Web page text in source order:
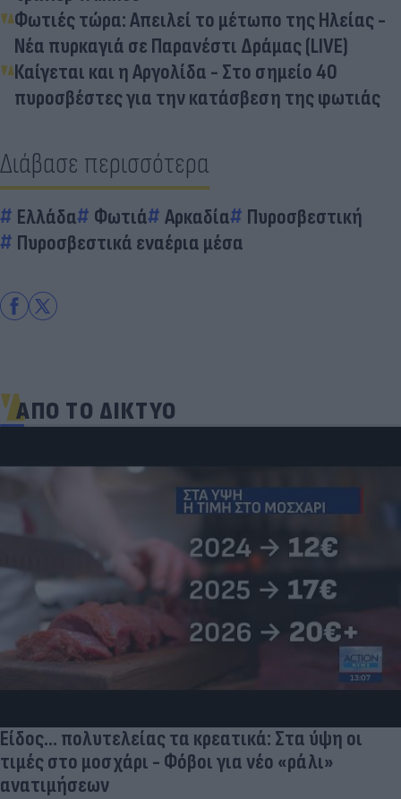
Φωτιές τώρα: Απειλεί το μέτωπο της Ηλείας -
Νέα πυρκαγιά σε Παρανέστι Δράμας (LIVE)
Καίγεται και η Αργολίδα - Στο σημείο 40
πυροσβέστες για την κατάσβεση της φωτιάς
Διάβασε περισσότερα
Ελλάδα Φωτιά Αρκαδία
Πυροσβεστική
Πυροσβεστικά εναέρια μέσα
ΑΠΟ ΤΟ ΔΙΚΤΥΟ
Είδος... πολυτελείας τα κρεατικά: Στα ύψη οι
τιμές στο μοσχάρι - Φόβοι για νέο «ράλι»
ανατιμήσεων